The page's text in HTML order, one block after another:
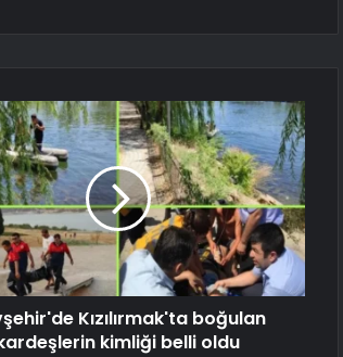
Kızılırmak'ta boğulan
kimliği belli oldu